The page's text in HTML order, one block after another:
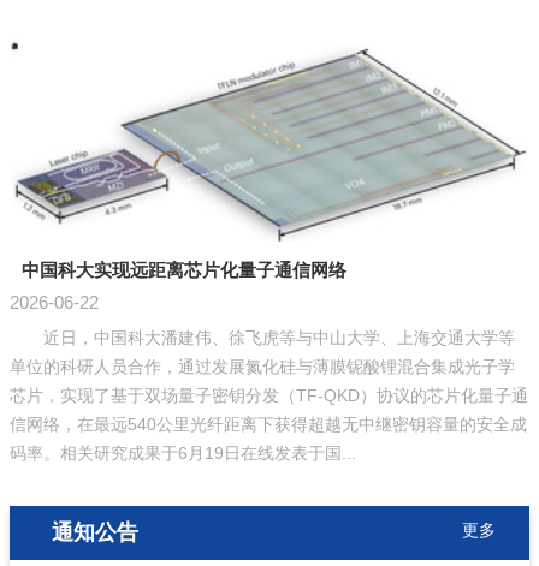
中国科大实现远距离芯片化量子通信网络
2026-06-22
近日，中国科大潘建伟、徐飞虎等与中山大学、上海交通大学等
单位的科研人员合作，通过发展氮化硅与薄膜铌酸锂混合集成光子学
芯片，实现了基于双场量子密钥分发（TF-QKD）协议的芯片化量子通
信网络，在最远540公里光纤距离下获得超越无中继密钥容量的安全成
码率。相关研究成果于6月19日在线发表于国...
通知公告 更多